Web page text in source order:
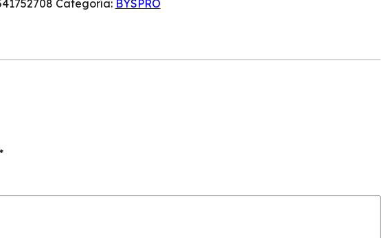
Categoría: BYSPRO
*